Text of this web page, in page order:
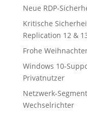
Neue
Kritische
Replication 12 &
Frohe
Windows 10-
Privatnutzer
Netzwerk-
Wechselrichter